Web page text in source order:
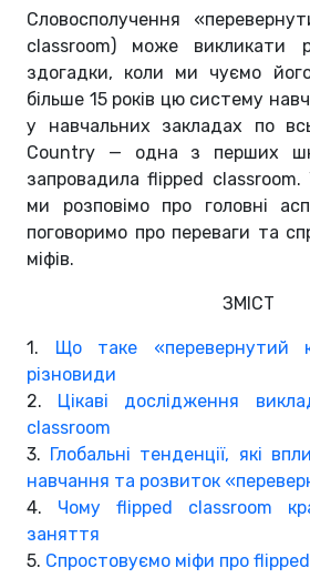
Словосполучення
classroom) може викликати
здогадки, коли ми чуємо
більше 15 років цю систему
у навчальних закладах по
Country — одна з перших
запровадила flipped classroom.
ми розповімо про головні
поговоримо про переваги та
міфів.
ЗМІСТ
1.
Що таке «перевернутий
різновиди
2. Цікаві дослідження
classroom
3. Глобальні тенденції, які
навчання та розвиток
4. Чому flipped classroom
заняття
5. Спростовуємо міфи про